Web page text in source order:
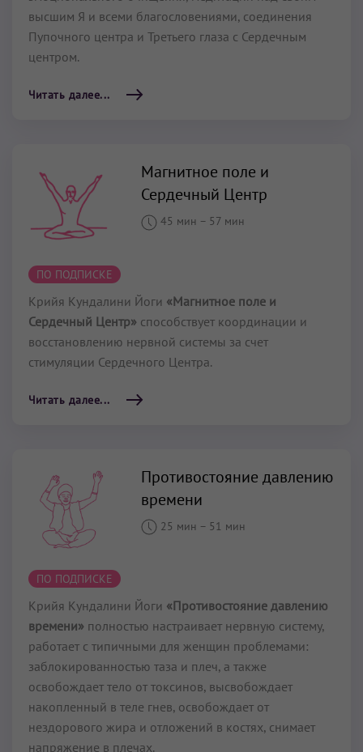
высшим Я и всеми благословениями, соединения
Пупочного центра и Третьего глаза с Сердечным
центром.
Читать далее...
Магнитное поле и
Сердечный Центр
45 мин – 57 мин
ПО ПОДПИСКЕ
Крийя Кундалини Йоги «Магнитное поле и
Сердечный Центр» способствует координации и
восстановлению нервной системы за счет
стимуляции Сердечного Центра.
Читать далее...
Противостояние давлению
времени
25 мин – 51 мин
ПО ПОДПИСКЕ
Крийя Кундалини Йоги «Противостояние давлению
времени» полностью настраивает нервную систему,
работает с типичными для женщин проблемами:
заблокированностью таза и плеч, а также
освобождает тело от токсинов, высвобождает
накопленный в теле гнев, освобождает от
нездорового жира и отложений в костях, снимает
напряжение в плечах.